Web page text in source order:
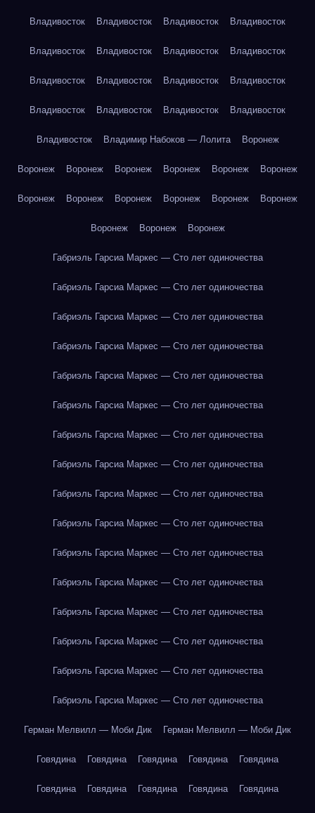
Владивосток Владивосток Владивосток Владивосток
Владивосток Владивосток Владивосток Владивосток
Владивосток Владивосток Владивосток Владивосток
Владивосток Владивосток Владивосток Владивосток
Владивосток Владимир Набоков — Лолита Воронеж
Воронеж Воронеж Воронеж Воронеж Воронеж Воронеж
Воронеж Воронеж Воронеж Воронеж Воронеж Воронеж
Воронеж Воронеж Воронеж
Габриэль Гарсиа Маркес — Сто лет одиночества
Габриэль Гарсиа Маркес — Сто лет одиночества
Габриэль Гарсиа Маркес — Сто лет одиночества
Габриэль Гарсиа Маркес — Сто лет одиночества
Габриэль Гарсиа Маркес — Сто лет одиночества
Габриэль Гарсиа Маркес — Сто лет одиночества
Габриэль Гарсиа Маркес — Сто лет одиночества
Габриэль Гарсиа Маркес — Сто лет одиночества
Габриэль Гарсиа Маркес — Сто лет одиночества
Габриэль Гарсиа Маркес — Сто лет одиночества
Габриэль Гарсиа Маркес — Сто лет одиночества
Габриэль Гарсиа Маркес — Сто лет одиночества
Габриэль Гарсиа Маркес — Сто лет одиночества
Габриэль Гарсиа Маркес — Сто лет одиночества
Габриэль Гарсиа Маркес — Сто лет одиночества
Габриэль Гарсиа Маркес — Сто лет одиночества
Герман Мелвилл — Моби Дик Герман Мелвилл — Моби Дик
Говядина Говядина Говядина Говядина Говядина
Говядина Говядина Говядина Говядина Говядина